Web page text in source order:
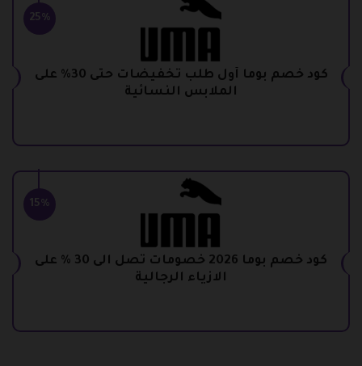
25%
كود خصم بوما أول طلب تخفيضات حتى 30% على
الملابس النسائية
15%
كود خصم بوما 2026 خصومات تصل الى 30 % على
الازياء الرجالية